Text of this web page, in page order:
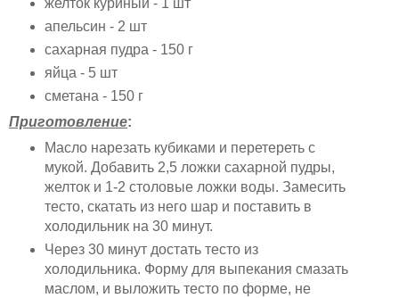
желток куриный - 1 шт
апельсин - 2 шт
сахарная пудра - 150 г
яйца - 5 шт
сметана - 150 г
Приготовление:
Масло нарезать кубиками и перетереть с
мукой. Добавить 2,5 ложки сахарной пудры,
желток и 1-2 столовые ложки воды. Замесить
тесто, скатать из него шар и поставить в
холодильник на 30 минут.
Через 30 минут достать тесто из
холодильника. Форму для выпекания смазать
маслом, и выложить тесто по форме, не